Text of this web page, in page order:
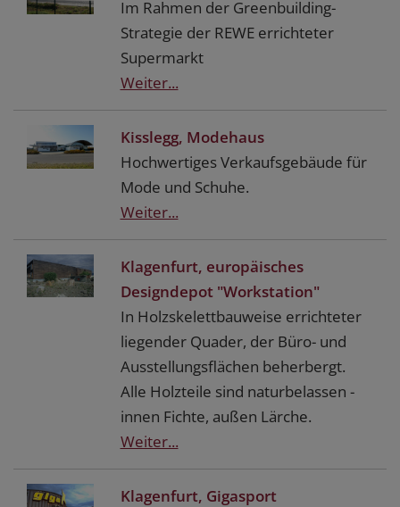
Im Rahmen der Greenbuilding-
Strategie der REWE errichteter
Supermarkt
Weiter...
Kisslegg, Modehaus
Hochwertiges Verkaufsgebäude für
Mode und Schuhe.
Weiter...
Klagenfurt, europäisches
Designdepot "Workstation"
In Holzskelettbauweise errichteter
liegender Quader, der Büro- und
Ausstellungsflächen beherbergt.
Alle Holzteile sind naturbelassen -
innen Fichte, außen Lärche.
Weiter...
Klagenfurt, Gigasport